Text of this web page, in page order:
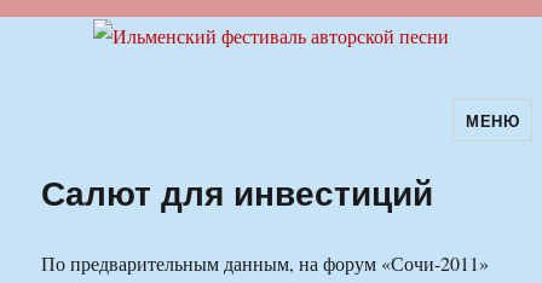
Ильменский фестиваль авторскойМЕНЮ
Салют для инвестиций
По предварительным данным, на форум «Сочи-2011»